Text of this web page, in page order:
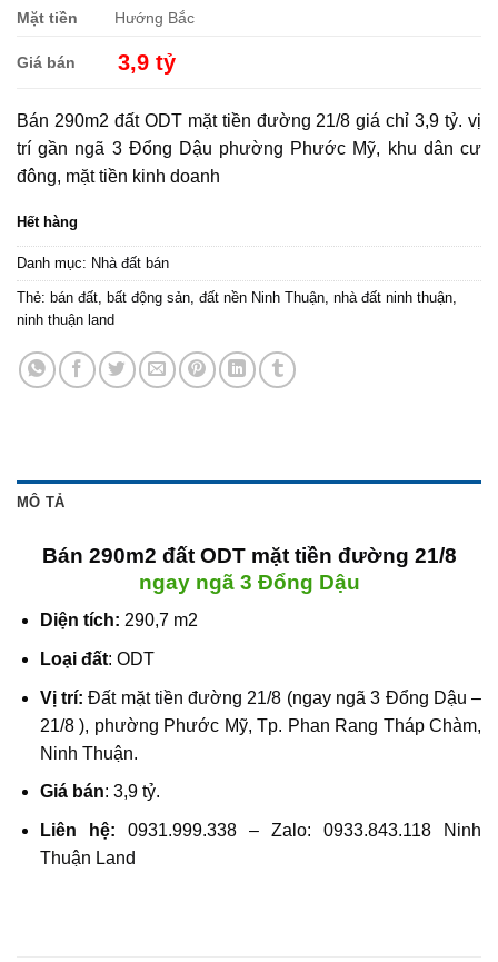
Mặt tiền Hướng Bắc
Giá bán 3,9 tỷ
Bán 290m2 đất ODT mặt tiền đường 21/8 giá chỉ 3,9 tỷ. vị
trí gần ngã 3 Đổng Dậu phường Phước Mỹ, khu dân cư
đông, mặt tiền kinh doanh
Hết hàng
Danh mục: Nhà đất bán
Thẻ: bán đất bất động sản đất nền Ninh Thuận nhà đất ninh thuận
ninh thuận land
MÔ TẢ
Bán 290m2 đất ODT mặt tiền đường 21/8
ngay ngã 3 Đổng Dậu
Diện tích: 290,7 m2
Loại đất: ODT
Vị trí: Đất mặt tiền đường 21/8 (ngay ngã 3 Đổng Dậu –
21/8 ), phường Phước Mỹ, Tp. Phan Rang Tháp Chàm,
Ninh Thuận.
Giá bán: 3,9 tỷ.
Liên hệ: 0931.999.338 – Zalo: 0933.843.118
Ninh
Thuận Land